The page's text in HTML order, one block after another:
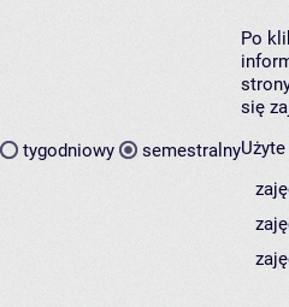
tygodniowy semestralny
Po
się